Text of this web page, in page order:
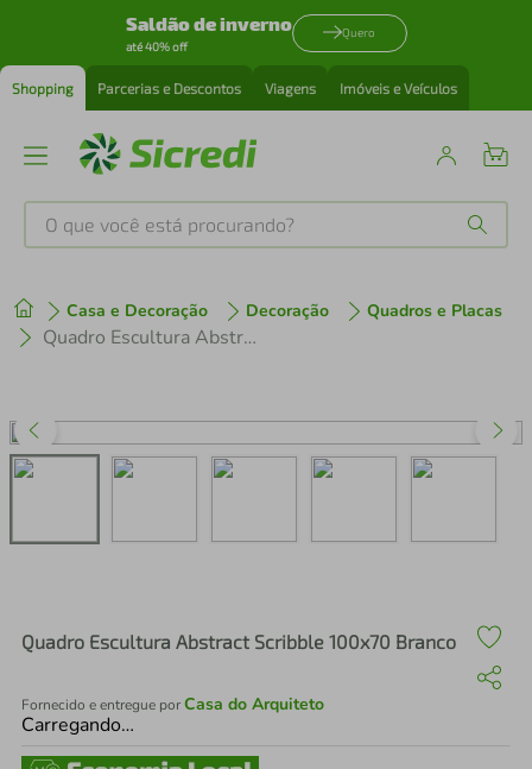
Saldão de inverno
até 40% off
Quero
Shopping Parcerias e Descontos Viagens Imóveis e Veículos
O que você está procurando?
Casa e Decoração Decoração Quadros e Placas
Quadro Escultura Abstract Scribble 100x70 Branco
Quadro Escultura Abstract Scribble 100x70 Branco
Fornecido e entregue porCasa do Arquiteto
Carregando…
1º tenis
perfume